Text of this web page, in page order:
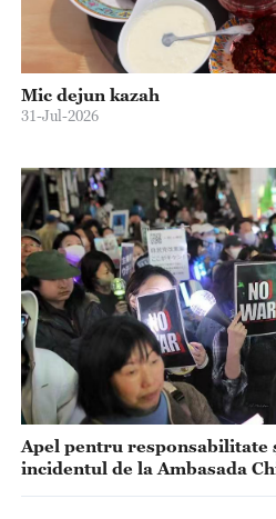
Mic dejun kazah
31-Jul-2026
Apel pentru responsabilitate
incidentul de la Ambasada